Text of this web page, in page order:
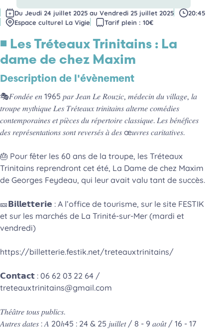
◾ Les Tréteaux Trinitains : La
dame de chez Maxim
Date(s)
Du Jeudi 24 juillet 2025 au Vendredi 25 juillet 2025
Horaires
20:45
Lieu
Espace culturel La Vigie
Accès
Tarif plein : 10€
Description de l'évènement
🎭𝐹𝑜𝑛𝑑𝑒́𝑒 𝑒𝑛 1965 𝑝𝑎𝑟 𝐽𝑒𝑎𝑛 𝐿𝑒 𝑅𝑜𝑢𝑧𝑖𝑐, 𝑚𝑒́𝑑𝑒𝑐𝑖𝑛 𝑑𝑢 𝑣𝑖𝑙𝑙𝑎𝑔𝑒, 𝑙𝑎
𝑡𝑟𝑜𝑢𝑝𝑒 𝑚𝑦𝑡ℎ𝑖𝑞𝑢𝑒 𝐿𝑒𝑠 𝑇𝑟𝑒́𝑡𝑒𝑎𝑢𝑥 𝑡𝑟𝑖𝑛𝑖𝑡𝑎𝑖𝑛𝑠 𝑎𝑙𝑡𝑒𝑟𝑛𝑒 𝑐𝑜𝑚𝑒́𝑑𝑖𝑒𝑠
𝑐𝑜𝑛𝑡𝑒𝑚𝑝𝑜𝑟𝑎𝑖𝑛𝑒𝑠 𝑒𝑡 𝑝𝑖𝑒̀𝑐𝑒𝑠 𝑑𝑢 𝑟𝑒́𝑝𝑒𝑟𝑡𝑜𝑖𝑟𝑒 𝑐𝑙𝑎𝑠𝑠𝑖𝑞𝑢𝑒. 𝐿𝑒𝑠 𝑏𝑒́𝑛𝑒́𝑓𝑖𝑐𝑒𝑠
𝑑𝑒𝑠 𝑟𝑒𝑝𝑟𝑒́𝑠𝑒𝑛𝑡𝑎𝑡𝑖𝑜𝑛𝑠 𝑠𝑜𝑛𝑡 𝑟𝑒𝑣𝑒𝑟𝑠𝑒́𝑠 𝑎̀ 𝑑𝑒𝑠 œ𝑢𝑣𝑟𝑒𝑠 𝑐𝑎𝑟𝑖𝑡𝑎𝑡𝑖𝑣𝑒𝑠.
🎂 Pour fêter les 60 ans de la troupe, les Tréteaux
Trinitains reprendront cet été, La Dame de chez Maxim
de Georges Feydeau, qui leur avait valu tant de succès.
🎫𝗕𝗶𝗹𝗹𝗲𝘁𝘁𝗲𝗿𝗶𝗲 : A l’office de tourisme, sur le site FESTIK
et sur les marchés de La Trinité-sur-Mer (mardi et
vendredi)
https://billetterie.festik.net/treteauxtrinitains/
𝗖𝗼𝗻𝘁𝗮𝗰𝘁 : 06 62 03 22 64 /
treteauxtrinitains@gmail.com
𝑇ℎ𝑒́𝑎̂𝑡𝑟𝑒 𝑡𝑜𝑢𝑠 𝑝𝑢𝑏𝑙𝑖𝑐𝑠.
𝐴𝑢𝑡𝑟𝑒𝑠 𝑑𝑎𝑡𝑒𝑠 : 𝐴 20ℎ45 : 24 & 25 𝑗𝑢𝑖𝑙𝑙𝑒𝑡 / 8 - 9 𝑎𝑜𝑢̂𝑡 / 16 - 17